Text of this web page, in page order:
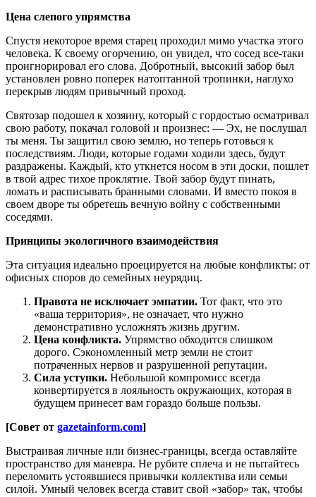
Цена слепого упрямства
Спустя некоторое время старец проходил мимо участка этого
человека. К своему огорчению, он увидел, что сосед все-таки
проигнорировал его слова. Добротный, высокий забор был
установлен ровно поперек натоптанной тропинки, наглухо
перекрыв людям привычный проход.
Святозар подошел к хозяину, который с гордостью осматривал
свою работу, покачал головой и произнес: — Эх, не послушал
ты меня. Ты защитил свою землю, но теперь готовься к
последствиям. Люди, которые годами ходили здесь, будут
раздражены. Каждый, кто уткнется носом в эти доски, пошлет
в твой адрес тихое проклятие. Твой забор будут пинать,
ломать и расписывать бранными словами. И вместо покоя в
своем дворе ты обретешь вечную войну с собственными
соседями.
Принципы экологичного взаимодействия
Эта ситуация идеально проецируется на любые конфликты: от
офисных споров до семейных неурядиц.
Правота не исключает эмпатии. Тот факт, что это
«ваша территория», не означает, что нужно
демонстративно усложнять жизнь другим.
Цена конфликта. Упрямство обходится слишком
дорого. Сэкономленный метр земли не стоит
потраченных нервов и разрушенной репутации.
Сила уступки. Небольшой компромисс всегда
конвертируется в лояльность окружающих, которая в
будущем принесет вам гораздо больше пользы.
[Совет от gazetainform.com]
Выстраивая личные или бизнес-границы, всегда оставляйте
пространство для маневра. Не рубите сплеча и не пытайтесь
переломить устоявшиеся привычки коллектива или семьи
силой. Умный человек всегда ставит свой «забор» так, чтобы